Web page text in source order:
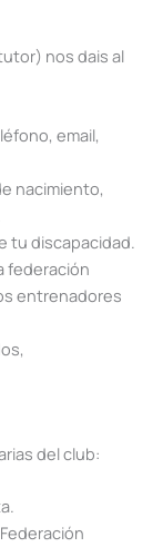
nos dais al
email,
nacimiento,
tu discapacidad.
federación
entrenadores
del club: